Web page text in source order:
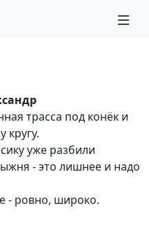
трасса под конёк и
кругу.
уже разбили
- это лишнее и надо
- ровно, широко.